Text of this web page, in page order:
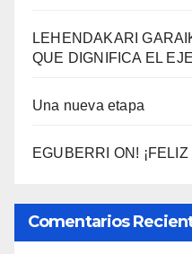
LEHENDAKARI
QUE DIGNIFICA EL
Una nueva etapa
EGUBERRI ON!
Comentarios